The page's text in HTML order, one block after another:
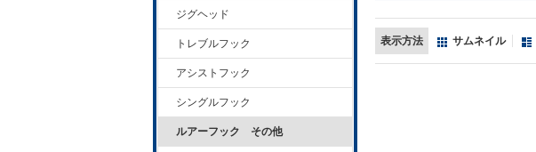
表示方法 サムネイル
ジグヘッド
トレブルフック
アシストフック
シングルフック
ルアーフック その他